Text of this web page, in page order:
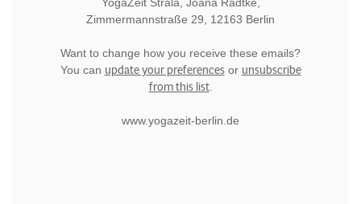
Zimmermannstraße 29, 12163 Berlin
Want to change how you receive these emails?
You can update your preferencesor unsubscribe
from this list.
www.yogazeit-berlin.de